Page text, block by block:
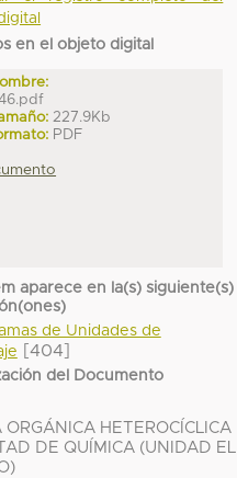
en el objeto digital
227.9Kb
PDF
aparece en la(s) siguiente(s)
de Unidades de
[404]
del Documento
ORGÁNICA HETEROCÍCLICA
DE QUÍMICA (UNIDAD EL